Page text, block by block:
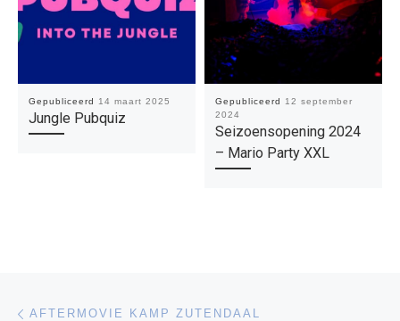
Gepubliceerd 14 maart 2025
Jungle Pubquiz
Gepubliceerd
12 september
2024
Seizoensopening 2024
– Mario Party XXL
Bericht navigatie
AFTERMOVIE KAMP ZUTENDAAL